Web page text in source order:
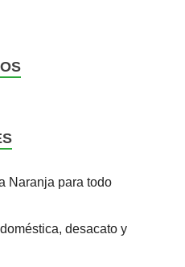
Naranja para todo
desacato y